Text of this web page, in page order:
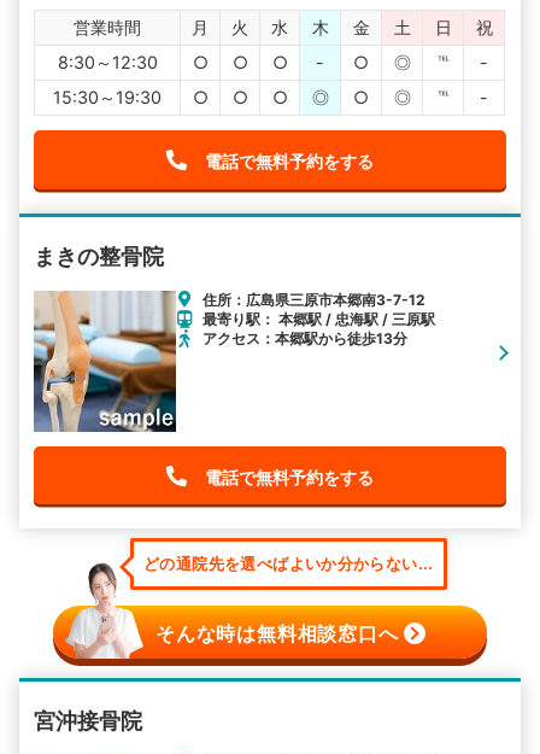
営業時間 月 火 水 木 金 土 日
祝
8:30～12:30
○ ○ ○ - ○ ◎ ℡
-
15:30～19:30
○ ○ ○ ◎ ○ ◎ ℡ -
電話で無料予約をする
まきの整骨院
住所：広島県三原市本郷南3-7-12
最寄り駅： 本郷駅 / 忠海駅 / 三原駅
アクセス：本郷駅から徒歩13分
電話で無料予約をする
どの通院先を選べばよいか分からない...
そんな時は無料相談窓口へ
宮沖接骨院